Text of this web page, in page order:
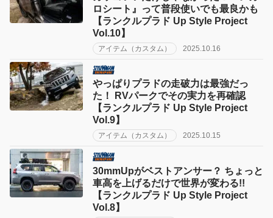
ロシート』って普段使いでも最良かも
【ランクルプラド Up Style Project
Vol.10】
アイテム（カスタム） 2025.10.16
やっぱりプラドの走破力は最強だっ
た！ RVパークでその実力を再確認
【ランクルプラド Up Style Project
Vol.9】
アイテム（カスタム） 2025.10.15
30mmUpがベストアンサー？ ちょっと
車高を上げるだけで世界が変わる!!
【ランクルプラド Up Style Project
Vol.8】